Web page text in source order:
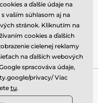
74718, Píšť, Česká
info@tvrzenaskla.eu,
a ďalšie údaje na
vaším súhlasom aj na
stránok. Kliknutím na
cookies a ďalších
cielenej reklamy
na ďalších webových
spracováva údaje,
privacy/ Viac
tu.